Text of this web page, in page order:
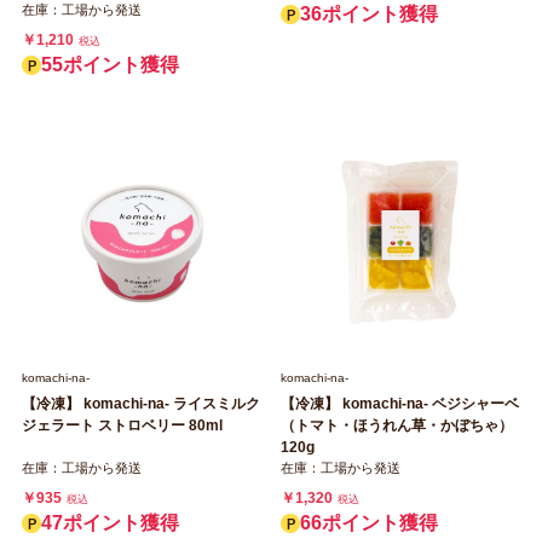
在庫：工場から発送
￥1,210 税込
55ポイント獲得
36ポイント獲得
komachi‐na‐
【冷凍】 komachi‐na‐ ライスミルク
ジェラート ストロベリー 80ml
在庫：工場から発送
￥935 税込
47ポイント獲得
komachi‐na‐
【冷凍】 komachi‐na‐ ベジシャーベ
（トマト・ほうれん草・かぼちゃ）
120g
在庫：工場から発送
￥1,320 税込
66ポイント獲得